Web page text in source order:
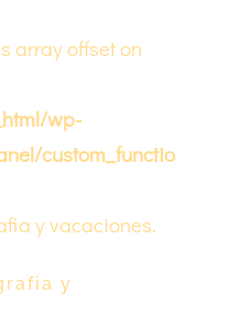
array offset on
wp-
custom_functio
y